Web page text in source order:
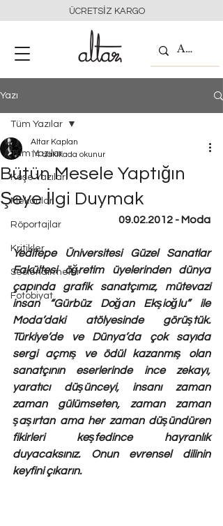
ÜCRETSİZ KARGO
Yazı
Tüm Yazılar
Köşe Yazıları
Mekanlar
Röportajlar
Kritikler
Seslendirmeler
Fotobiyat
Tüm Yazılar
Bütün Mesele Yaptığın
Şeye İlgi Duymak
Altar Kaplan
14 dakikada okunur
09.02.2012 - Moda
Yeditepe Üniversitesi Güzel Sanatlar
Fakültesi öğretim üyelerinden dünya
çapında grafik sanatçımız, mütevazi
insan “Gürbüz Doğan Ekşioğlu” ile
Moda’daki atölyesinde görüştük.
Türkiye’de ve Dünya’da çok sayıda
sergi açmış ve ödül kazanmış olan
sanatçının eserlerinde ince zekayı,
yaratıcı düşünceyi, insanı zaman
zaman gülümseten, zaman zaman
şaşırtan ama her zaman düşündüren
fikirleri keşfedince hayranlık
duyacaksınız. Onun evrensel dilinin
keyfini çıkarın.